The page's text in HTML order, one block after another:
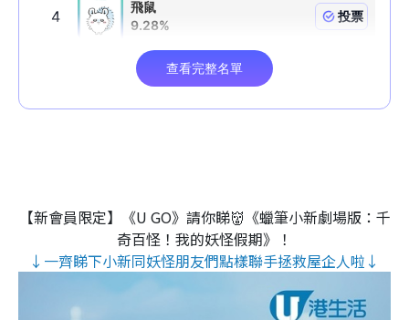
【新會員限定】《U GO》請你睇👹《蠟筆小新劇場版：千
奇百怪！我的妖怪假期》！
↓一齊睇下小新同妖怪朋友們點樣聯手拯救屋企人啦↓